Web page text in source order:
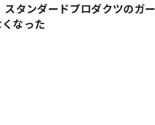
タンダードプロダクツのガー
なった